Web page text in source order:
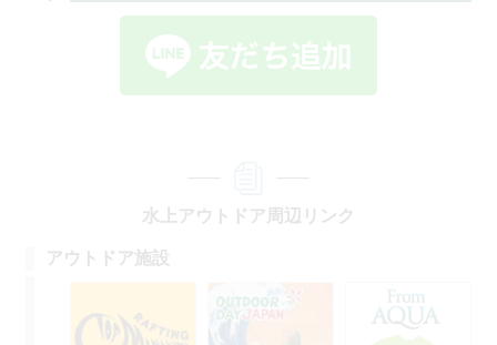
水上アウトドア周辺リンク
アウトドア施設